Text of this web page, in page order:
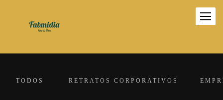
TODOS RETRATOS CORPORATIVOS